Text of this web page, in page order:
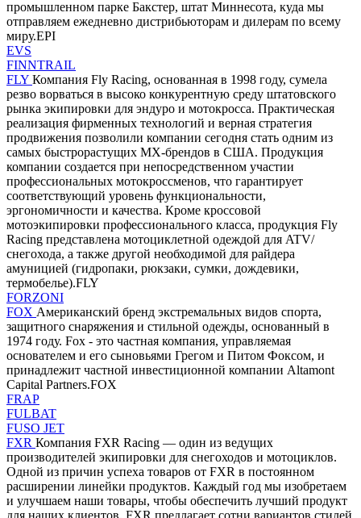
промышленном парке Бакстер, штат Миннесота, куда мы
отправляем ежедневно дистрибьюторам и дилерам по всему
миру.EPI
EVS
FINNTRAIL
FLY Компания Fly Racing, основанная в 1998 году, сумела
резво ворваться в высоко конкурентную среду штатовского
рынка экипировки для эндуро и мотокросса. Практическая
реализация фирменных технологий и верная стратегия
продвижения позволили компании сегодня стать одним из
самых быстрорастущих MX-брендов в США. Продукция
компании создается при непосредственном участии
профессиональных мотокроссменов, что гарантирует
соответствующий уровень функциональности,
эргономичности и качества. Кроме кроссовой
мотоэкипировки профессионального класса, продукция Fly
Racing представлена мотоциклетной одеждой для ATV/
снегохода, а также другой необходимой для райдера
амуницией (гидропаки, рюкзаки, сумки, дождевики,
термобелье).FLY
FORZONI
FOX Американский бренд экстремальных видов спорта,
защитного снаряжения и стильной одежды, основанный в
1974 году. Fox - это частная компания, управляемая
основателем и его сыновьями Грегом и Питом Фоксом, и
принадлежит частной инвестиционной компании Altamont
Capital Partners.FOX
FRAP
FULBAT
FUSO JET
FXR Компания FXR Racing — один из ведущих
производителей экипировки для снегоходов и мотоциклов.
Одной из причин успеха товаров от FXR в постоянном
расширении линейки продуктов. Каждый год мы изобретаем
и улучшаем наши товары, чтобы обеспечить лучший продукт
для наших клиентов. FXR предлагает сотни вариантов стилей